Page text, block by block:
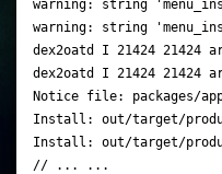
warning: string
warning: string
dex2oatd I 21424 21424
dex2oatd I 21424 21424
Notice file: packages/
Install: out/target/
Install: out/target/
// ... ...